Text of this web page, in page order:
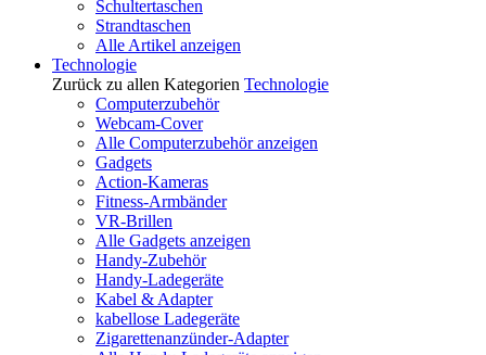
Schultertaschen
Strandtaschen
Alle Artikel anzeigen
Technologie
Zurück zu allen Kategorien Technologie
Computerzubehör
Webcam-Cover
Alle Computerzubehör anzeigen
Gadgets
Action-Kameras
Fitness-Armbänder
VR-Brillen
Alle Gadgets anzeigen
Handy-Zubehör
Handy-Ladegeräte
Kabel & Adapter
kabellose Ladegeräte
Zigarettenanzünder-Adapter